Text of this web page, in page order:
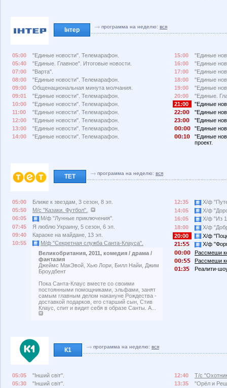
Інтер программа на неделю: вся
05:00
"Единые новости". Телемарафон.
05:40
"Единые. Главное". Итоговые новости.
07:00
"Варта".
08:00
"Единые новости". Телемарафон.
09:00
Общенациональная минута молчания.
09:01
"Единые новости". Телемарафон.
10:00
"Единые новости". Телемарафон.
11:00
"Единые новости". Телемарафон.
12:00
"Единые новости". Телемарафон.
13:00
"Единые новости". Телемарафон.
14:00
"Единые новости". Телемарафон.
15:00
"Единые
16:00
"Единые
17:00
"Единые
18:00
"Единые
19:00
"Единые
20:00
"Единые.
21:00
"Единые
22:
"Единые
23:
"Единые
:
"Единые
:1
"Единые
проект.
ТЕТ программа на неделю: вся
05:00
Ближе к звездам, 3 сезон, 8 эп.
05:50
М/с "Казаки. Футбол".
06:05
М/ф "Лунные приключения".
07:45
Я люблю Украину, 5 сезон, 6 эп.
09:40
Караоке на майдане, 13 эп.
10:55
М/ф "Секретная служба Санта-Клауса".
Великобритания, 2011, комедия / драма /
фантазия
Джеймс МакЭвой, Хью Лори, Билл Найи, Джим
Броудбент
Пока Санта-Клаус вместе со своими
постоянными помощниками, эльфами, занят
самым главным делом накануне Рождества -
доставкой подарков, его старший сын, Стив
Клаус, спит и видит себя в образе Санты. А...
12:35
Х/ф
14:05
Х/ф
16:05
Х/ф "Из
18:00
Х/ф
20:00
Х/ф
21:
Х/ф
:
Рассмеши
:
Рассмеши
1:3
Реалити-
К1 программа на неделю: вся
05:05
"Інший світ".
05:30
"Інший світ".
12:40
Т/с
13:35
"Орёл и